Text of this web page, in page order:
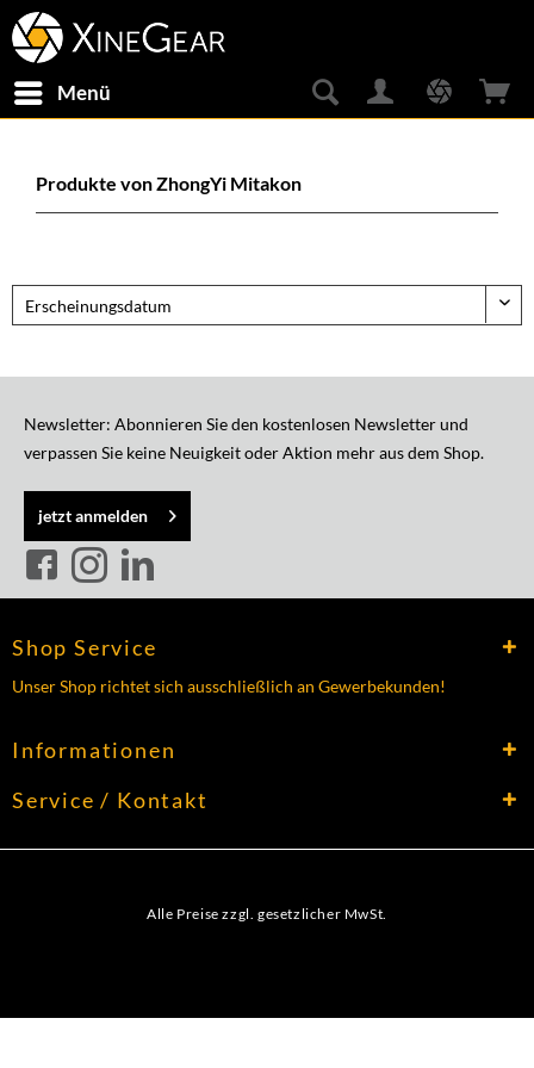
Menü
Produkte von ZhongYi Mitakon
Newsletter: Abonnieren Sie den kostenlosen Newsletter und
verpassen Sie keine Neuigkeit oder Aktion mehr aus dem Shop.
jetzt anmelden
Shop Service
Unser Shop richtet sich ausschließlich an Gewerbekunden!
Informationen
Service / Kontakt
Alle Preise zzgl. gesetzlicher MwSt.